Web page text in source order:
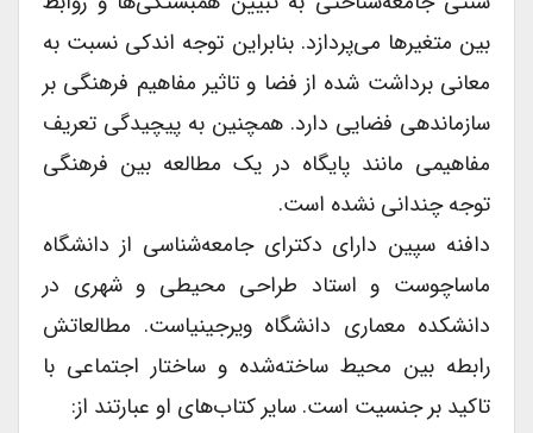
بین متغیرها می‌پردازد. بنابراین توجه اندکی نسبت به
معانی برداشت شده از فضا و تاثیر مفاهیم فرهنگی بر
سازماندهی فضایی دارد. همچنین به پیچیدگی تعریف
مفاهیمی مانند پایگاه در یک مطالعه بین فرهنگی
توجه چندانی نشده است.
دافنه سپین دارای دکترای جامعه‌شناسی از دانشگاه
ماساچوست و استاد طراحی محیطی و شهری در
دانشکده معماری دانشگاه ویرجینیاست. مطالعاتش
رابطه بین محیط ساخته‌شده و ساختار اجتماعی با
تاکید بر جنسیت است. سایر کتاب‌های او عبارتند از: